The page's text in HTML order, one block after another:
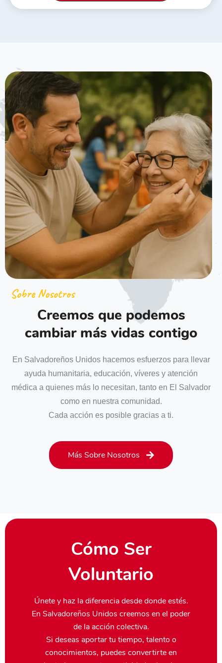
Sobre Nosotros
Creemos que podemos
cambiar más vidas contigo
En Salvadoreños Unidos hacemos esfuerzos para llevar
ayuda humanitaria, educación, víveres y atención
médica a quienes más lo necesitan, tanto en El Salvador
como en nuestra comunidad.
Cada acción es posible gracias a ti.
Más Sobre Nosotros
Cómo Ser
Voluntario
Únete y haz la diferencia desde donde estés.
En Salvadoreños Unidos creemos en el poder
de la acción colectiva.
Si deseas aportar tu tiempo, talento o
conocimientos, puedes convertirte en